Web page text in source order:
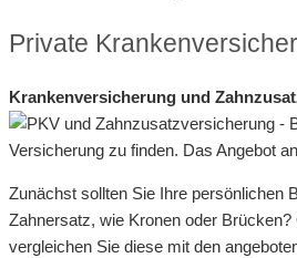
Private
Krankenversicherung und
Versicherung zu finden. Das Angebot
Zunächst sollten Sie Ihre persönlichen
Zahnersatz, wie Kronen oder
vergleichen Sie diese mit den